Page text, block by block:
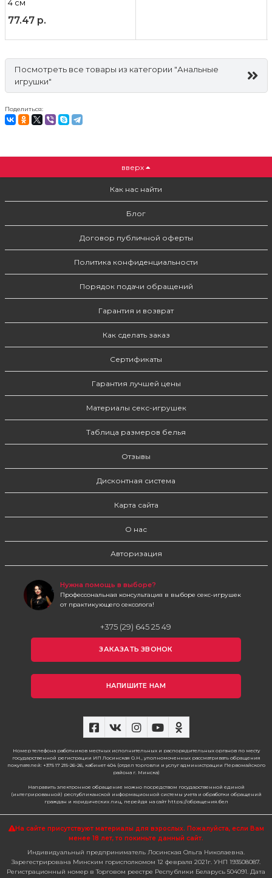
Посмотреть все товары из категории "Анальные
игрушки"
Поделиться:
вверх
Как нас найти
Блог
Договор публичной оферты
Политика конфиденциальности
Порядок подачи обращений
Гарантия и возврат
Как сделать заказ
Сертификаты
Гарантия лучшей цены
Материалы секс-игрушек
Таблица размеров белья
Отзывы
Дисконтная система
Карта сайта
О нас
Авторизация
Нужна помощь в выборе?
Профессональная консультация в выборе секс-игрушек
от практикующего сексолога!
+375 (29) 645 25 49
ЗАКАЗАТЬ ЗВОНОК
НАПИШИТЕ НАМ
Номер телефона работников местных исполнительных и распорядительных органов по месту
государственной регистрации ИП Лосинская О.Н., уполномоченных рассматривать обращения
покупателей: +375 17 215-26-26, кабинет 404 (отдел торговли и услуг администрации Первомайского
района г. Минска)
Направить электронное обращение можно посредством государственной единой
(интегрированной) республиканской информационной системы учета и обработки обращений
граждан и юридических лиц, перейдя на сайт https://обращения.бел
На сайте присутствуют материалы для взрослых. Пожалуйста, если Вам
менее 18 лет, то покиньте данный сайт.
Индивидуальный предприниматель Лосинская Ольга Николаевна.
Зарегестрирована Минским горисполкомом 12 февраля 2021г. УНП 193508087.
Регистрационный номер в Торговом реестре Республики Беларусь 504091. Дата